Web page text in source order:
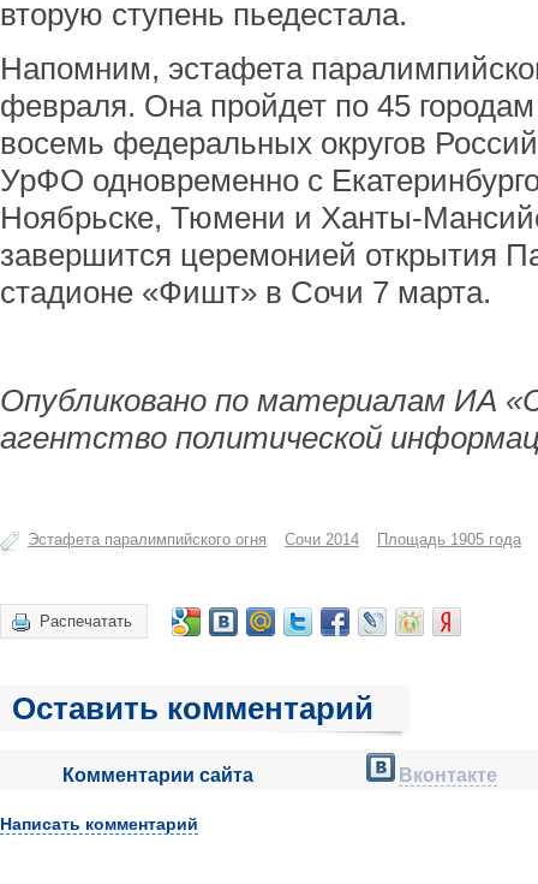
вторую ступень пьедестала.
Напомним, эстафета
февраля. Она пройдет по 45
восемь федеральных округов
УрФО одновременно с
Ноябрьске, Тюмени и Ханты-
завершится церемонией открытия
стадионе «Фишт» в Сочи 7 марта.
Опубликовано по материалам ИА
агентство политической
Эстафета паралимпийского огня Сочи 2014 Площадь 1905 года
Распечатать
Оставить комментарий
Комментарии сайта Вконтакте
Написать комментарий